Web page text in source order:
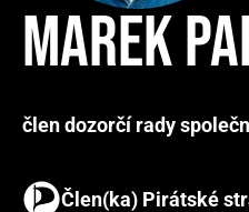
Marek
člen dozorčí rady
Člen(ka) Pirátské